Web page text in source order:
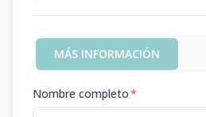
MÁS INFORMACIÓN
Nombre completo*